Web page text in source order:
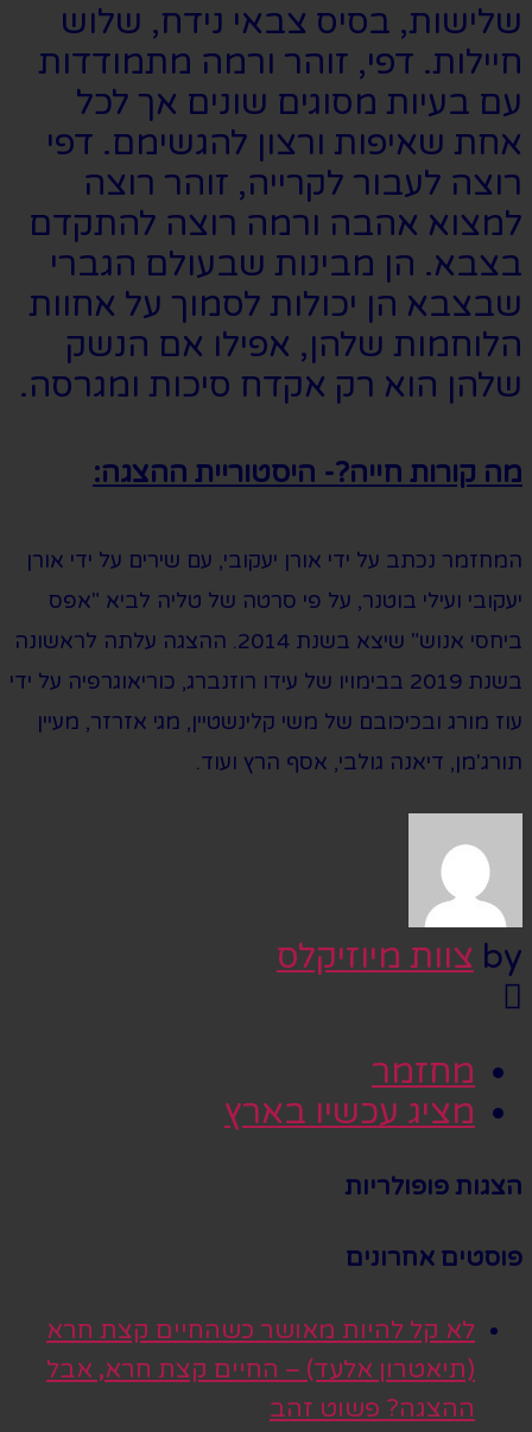
שלישות, בסיס צבאי נידח, שלוש
חיילות. דפי, זוהר ורמה מתמודדות
עם בעיות מסוגים שונים אך לכל
אחת שאיפות ורצון להגשימם. דפי
רוצה לעבור לקרייה, זוהר רוצה
למצוא אהבה ורמה רוצה להתקדם
בצבא. הן מבינות שבעולם הגברי
שבצבא הן יכולות לסמוך על אחוות
הלוחמות שלהן, אפילו אם הנשק
שלהן הוא רק אקדח סיכות ומגרסה.
מה קורות חייה?- היסטוריית ההצגה:
המחזמר נכתב על ידי אורן יעקובי, עם שירים על ידי אורן
יעקובי ועילי בוטנר, על פי סרטה של טליה לביא "אפס
ביחסי אנוש" שיצא בשנת 2014. ההצגה עלתה לראשונה
בשנת 2019 בבימויו של עידו רוזנברג, כוריאוגרפיה על ידי
עוז מורג ובכיכובם של משי קלינשטיין, מגי אזרזר, מעיין
תורג'מן, דיאנה גולבי, אסף הרץ ועוד.
by צוות מיוזיקלס
מחזמר
מציג עכשיו בארץ
הצגות פופולריות
פוסטים אחרונים
לא קל להיות מאושר כשהחיים קצת חרא
(תיאטרון אלעד) – החיים קצת חרא, אבל
ההצגה? פשוט זהב